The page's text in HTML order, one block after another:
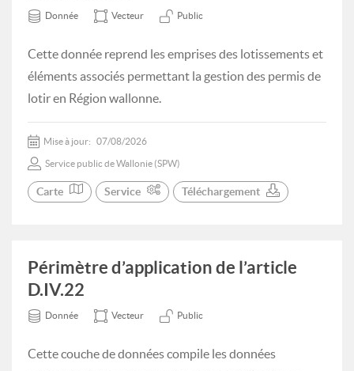
Donnée Vecteur Public
Cette donnée reprend les emprises des lotissements et
éléments associés permettant la gestion des permis de
lotir en Région wallonne.
Mise à jour: 07/08/2026
Service public de Wallonie (SPW)
Carte Service Téléchargement
Périmètre d’application de l’article
D.IV.22
Donnée Vecteur Public
Cette couche de données compile les données